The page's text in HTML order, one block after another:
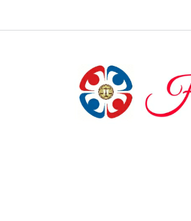
Özgürlüğü Nedir?